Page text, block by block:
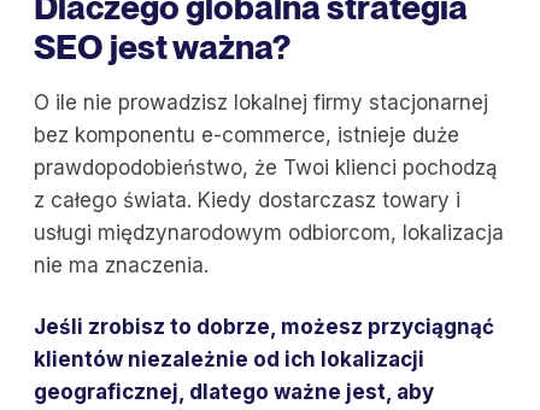
SEO jest ważna?
O ile nie prowadzisz lokalnej firmy stacjonarnej
bez komponentu e-commerce, istnieje duże
prawdopodobieństwo, że Twoi klienci pochodzą
z całego świata. Kiedy dostarczasz towary i
usługi międzynarodowym odbiorcom, lokalizacja
nie ma znaczenia.
Jeśli zrobisz to dobrze, możesz przyciągnąć
klientów niezależnie od ich lokalizacji
geograficznej, dlatego ważne jest, aby